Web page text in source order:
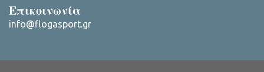
Επικοινωνία
info@flogasport.gr